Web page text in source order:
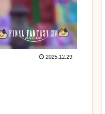
2025.12.29